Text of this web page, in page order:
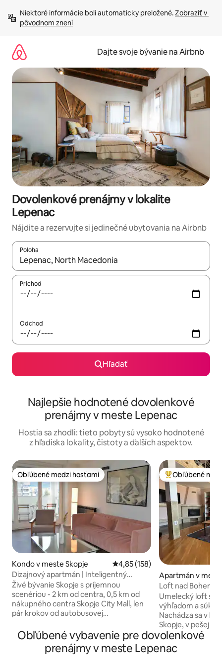
obsah.
Niektoré informácie boli automaticky preložené. Zobraziť v
pôvodnom znení
Dajte svoje bývanie na Airbnb
Dovolenkové prenájmy v lokalite
Lepenac
Nájdite a rezervujte si jedinečné ubytovania na Airbnb
Poloha
Keď budú výsledky k dispozícii, môžete si ich prechádzať
Príchod
Odchod
Hľadať
Najlepšie hodnotené dovolenkové
prenájmy v meste Lepenac
Hostia sa zhodli: tieto pobyty sú vysoko hodnotené
z hľadiska lokality, čistoty a ďalších aspektov.
Obľúbené medzi hosťami
Obľúbené medzi hosťami
Kondo v meste Skopje Priemerné ohodnotenie 4,85 z
4,85 (158)
Dizajnový apartmán | Inteligentný
zámok a bezplatné parkovanie + RÝCHLE
Wi-Fi
Živé bývanie Skopje s príjemnou
scenériou - 2 km od centra, 0,5 km od
nákupného centra Skopje City Mall, len
pár krokov od autobusovej
ponúka bezplatné parkovanie nonstop,
množstvo reštaurácií, obchodov a
nemocnícov (Sistina/Zan Mitrev/8.
Najobľúbenejšie
Obľúbené
Apartmán v
Loft nad
Umelecký loft s
výhľadom a
Nachádza sa v
Skopje, v pešej
Boemska, Central
námestia. Vybavené modulárnym
nábytkom,
Obľúbené vybavenie pre dovolenkové
prenájmy v meste Lepenac